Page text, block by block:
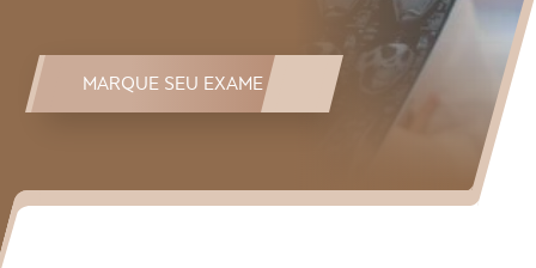
MARQUE SEU EXAME